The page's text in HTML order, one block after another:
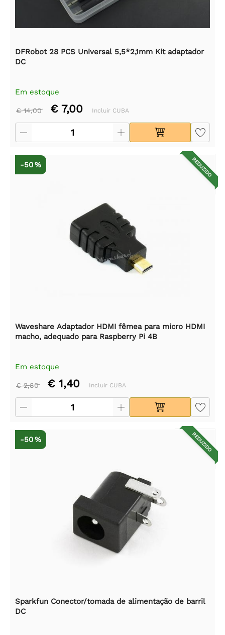
DFRobot 28 PCS Universal 5,5*2,1mm Kit adaptador
DC
Em estoque
€ 14,00 € 7,00 Incluir CUBA
REDUZIDO
-50 %
Waveshare Adaptador HDMI fêmea para micro HDMI
macho, adequado para Raspberry Pi 4B
Em estoque
€ 2,80 € 1,40 Incluir CUBA
REDUZIDO
-50 %
Sparkfun Conector/tomada de alimentação de barril
DC